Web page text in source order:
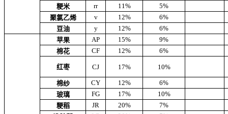
粳米
rr 11%
5%
聚氯乙烯
v 12%
6%
豆油
y 12% 6%
苹果 AP 15%
9%
棉花
CF 12% 6%
红枣 CJ 17% 10%
棉纱 CY 12%
6%
玻璃
FG 17%
10%
粳稻
JR 20%
7%